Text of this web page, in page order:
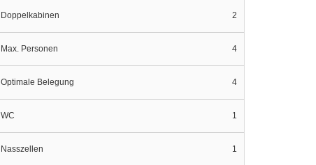
Doppelkabinen 2
Max. Personen 4
Optimale Belegung 4
WC 1
Nasszellen 1